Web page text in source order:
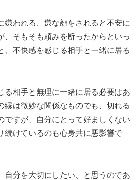
嫌われる、嫌な顔をされると不安に
、そもそも頼みを断ったからといっ
、不快感を感じる相手と一緒に居る
る相手と無理に一緒に居る必要はあ
縁は微妙な関係なものでも、切れる
ですが、自分にとって好ましくない
続けているのも心身共に悪影響で
自分を大切にしたい、と思うのであ